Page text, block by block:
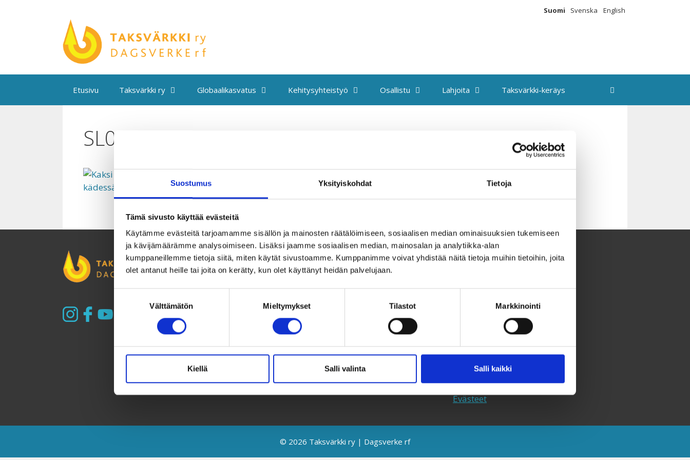
Suostumus Yksityiskohdat Tietoja
Tämä sivusto käyttää evästeitä
Käytämme evästeitä tarjoamamme sisällön ja mainosten räätälöimiseen, sosiaalisen median ominaisuuksien tukemiseen
ja kävijämäärämme analysoimiseen. Lisäksi jaamme sosiaalisen median, mainosalan ja analytiikka-alan
kumppaneillemme tietoja siitä, miten käytät sivustoamme. Kumppanimme voivat yhdistää näitä tietoja muihin tietoihin, joita
olet antanut heille tai joita on kerätty, kun olet käyttänyt heidän palvelujaan.
Välttämätön Mieltymykset Tilastot Markkinointi
Kiellä Salli valinta Salli kaikki
Suomi Svenska English
Etusivu Taksvärkki ry Globaalikasvatus Kehitysyhteistyö Osallistu Lahjoita Taksvärkki-keräys
SL0089
Taksvärkki ry
Siltasaarenkatu 4, 7. krs,
050 341 5507
taksvarkki@taksvarkki.fi
Taksvärkki-keräys
Keräyslupa ja rekisteriseloste
Saavutettavuusseloste
Taksvärkkikeräys selkokielellä
Taksvärkki selkokielellä
Evästeet
© 2026 Taksvärkki ry | Dagsverke rf